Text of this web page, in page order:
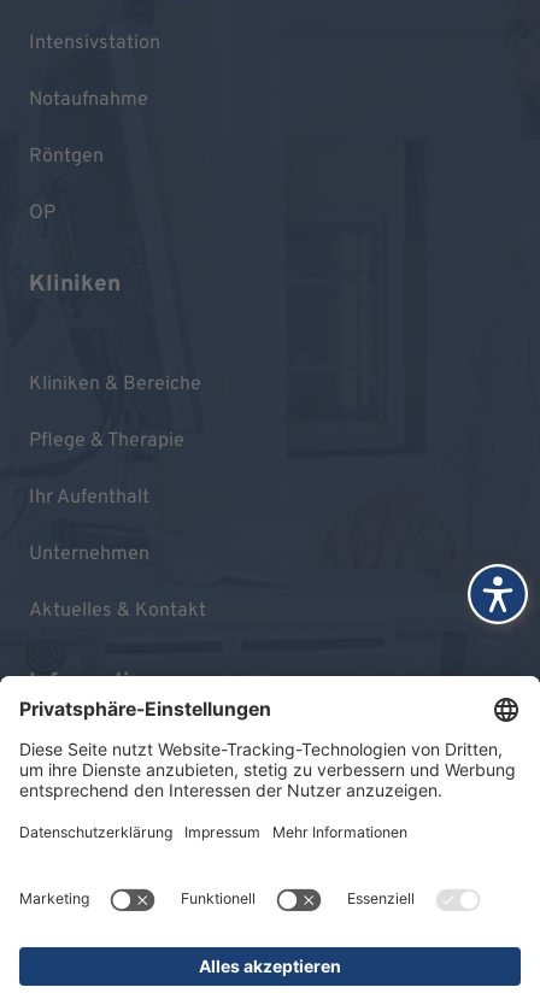
Intensivstation
Notaufnahme
Röntgen
OP
Kliniken
Kliniken & Bereiche
Pflege & Therapie
Ihr Aufenthalt
Unternehmen
Aktuelles & Kontakt
Informationen
Impressum